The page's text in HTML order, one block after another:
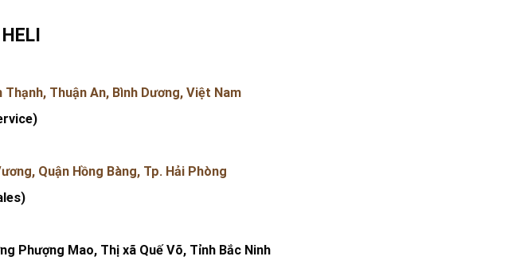
Thuận An, Bình Dương, Việt Nam
Quận Hồng Bàng, Tp. Hải Phòng
Phượng Mao, Thị xã Quế Võ, Tỉnh Bắc Ninh